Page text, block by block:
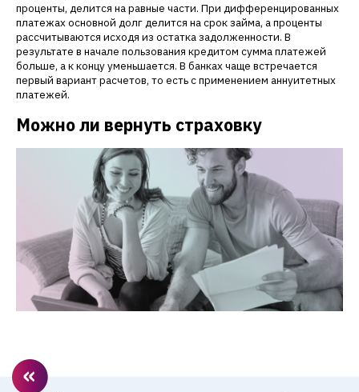
проценты, делится на равные части. При дифференцированных
платежах основной долг делится на срок займа, а проценты
рассчитываются исходя из остатка задолженности. В
результате в начале пользования кредитом сумма платежей
больше, а к концу уменьшается. В банках чаще встречается
первый вариант расчетов, то есть с применением аннуитетных
платежей.
Можно ли вернуть страховку